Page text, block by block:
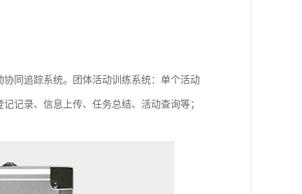
同追踪系统。团体活动训练系统：单个活动
记录、信息上传、任务总结、活动查询等；